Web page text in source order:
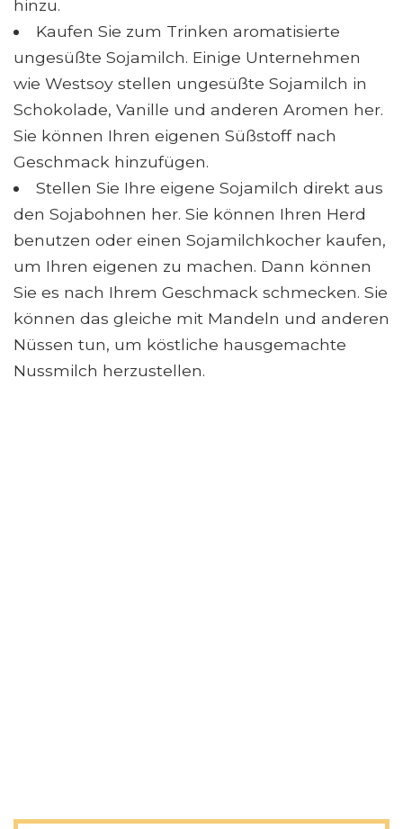
hinzu.
Kaufen Sie zum Trinken aromatisierte
ungesüßte Sojamilch. Einige Unternehmen
wie Westsoy stellen ungesüßte Sojamilch in
Schokolade, Vanille und anderen Aromen her.
Sie können Ihren eigenen Süßstoff nach
Geschmack hinzufügen.
Stellen Sie Ihre eigene Sojamilch direkt aus
den Sojabohnen her. Sie können Ihren Herd
benutzen oder einen Sojamilchkocher kaufen,
um Ihren eigenen zu machen. Dann können
Sie es nach Ihrem Geschmack schmecken. Sie
können das gleiche mit Mandeln und anderen
Nüssen tun, um köstliche hausgemachte
Nussmilch herzustellen.